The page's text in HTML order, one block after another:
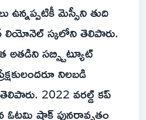
మెస్సీని తుది
లియోనెల్ స్కలోని తెలిపారు.
అతడిని సబ్స్టిట్యూట్
నిలబడి
2022 వరల్డ్ కప్
ఓటమి షాక్ పునరావృతం